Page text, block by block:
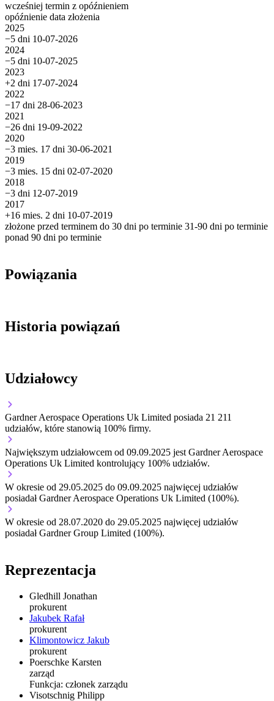
wcześniej termin z opóźnieniem
opóźnienie data złożenia
2025
−5 dni 10-07-2026
2024
−5 dni 10-07-2025
2023
+2 dni 17-07-2024
2022
−17 dni 28-06-2023
2021
−26 dni 19-09-2022
2020
−3 mies. 17 dni 30-06-2021
2019
−3 mies. 15 dni 02-07-2020
2018
−3 dni 12-07-2019
2017
+16 mies. 2 dni 10-07-2019
złożone przed terminem do 30 dni po terminie 31-90 dni po terminie
ponad 90 dni po terminie
Powiązania
Historia powiązań
Udziałowcy
Gardner Aerospace Operations Uk Limited posiada 21 211
udziałów, które stanowią 100% firmy.
Największym udziałowcem od 09.09.2025 jest Gardner Aerospace
Operations Uk Limited kontrolujący 100% udziałów.
W okresie od 29.05.2025 do 09.09.2025 najwięcej udziałów
posiadał Gardner Aerospace Operations Uk Limited (100%).
W okresie od 28.07.2020 do 29.05.2025 najwięcej udziałów
posiadał Gardner Group Limited (100%).
Reprezentacja
Gledhill Jonathan
prokurent
Jakubek Rafał
prokurent
Klimontowicz Jakub
prokurent
Poerschke Karsten
zarząd
Funkcja: członek zarządu
Visotschnig Philipp